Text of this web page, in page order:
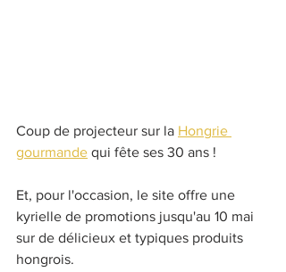
Coup de projecteur sur la Hongrie
gourmande qui fête ses 30 ans !
Et, pour l'occasion, le site offre une
kyrielle de promotions jusqu'au 10 mai
sur de délicieux et typiques produits
hongrois.